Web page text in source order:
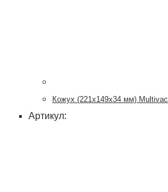
Кожух (221х149х34 мм) Multivac
Артикул: